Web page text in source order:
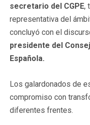
secretario del CGPE,
representativa del
concluyó con el
presidente del
Española.
Los galardonados de
compromiso con
diferentes frentes.